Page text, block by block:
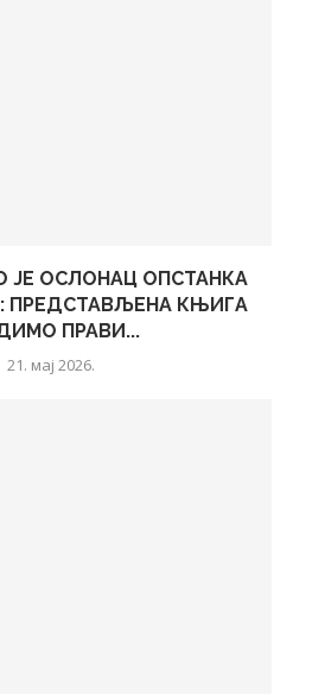
ЈЕ ОСЛОНАЦ ОПСТАНКА
ПРЕДСТАВЉЕНА КЊИГА
ПРАВИ...
21. мај 2026.